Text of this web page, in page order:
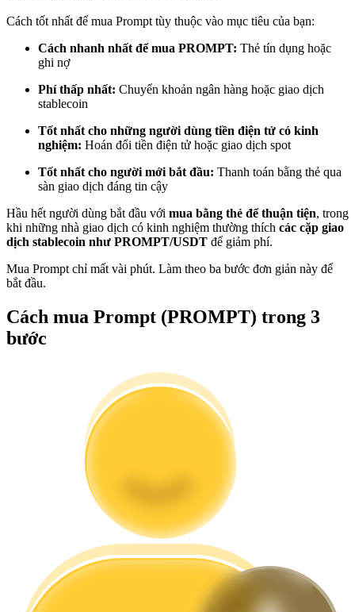
Trở thành Nhà giao dịch Sao chép
Tận hưởng chia sẻ lợi nhuận và hoa hồng giao dịch sao chép
Thông tin
Phân tích dữ liệu lớn bao gồm thông tin giao dịch, v.v.
Hướng dẫn
Hướng dẫn giao dịch Spot
Cách tốt nhất để mua Prompt tùy thuộc vào mục tiêu của bạn:
Cách nhanh nhất để mua PROMPT: Thẻ tín dụng hoặc
ghi nợ
Phí thấp nhất: Chuyển khoản ngân hàng hoặc giao dịch
stablecoin
Tốt nhất cho những người dùng tiền điện tử có kinh
nghiệm: Hoán đổi tiền điện tử hoặc giao dịch spot
Tốt nhất cho người mới bắt đầu: Thanh toán bằng thẻ qua
sàn giao dịch đáng tin cậy
Hầu hết người dùng bắt đầu với mua bằng thẻ để thuận tiện, trong
khi những nhà giao dịch có kinh nghiệm thường thích các cặp giao
dịch stablecoin như PROMPT/USDT để giảm phí.
Mua Prompt chỉ mất vài phút. Làm theo ba bước đơn giản này để
bắt đầu.
Cách mua Prompt (PROMPT) trong 3
bước